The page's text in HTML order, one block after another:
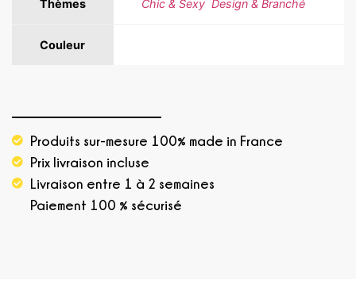
Thèmes Chic & Sexy Design & Branché
Couleur
Produits sur-mesure 100% made in France
Prix livraison incluse
Livraison entre 1 à 2 semaines
Paiement 100 % sécurisé